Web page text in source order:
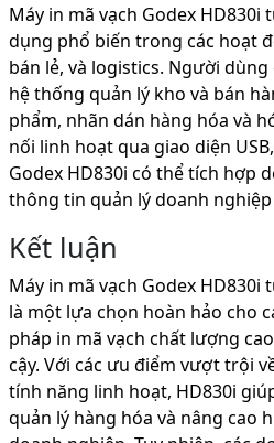
Máy in mã vạch Godex HD830i
dụng phổ biến trong các hoạt
bán lẻ, và logistics. Người
hệ thống quản lý kho và bán
phẩm, nhãn dán hàng hóa và
nối linh hoạt qua giao diện
Godex HD830i có thể tích hợp
thông tin quản lý doanh
Kết luận
Máy in mã vạch Godex HD830i
là một lựa chọn hoàn hảo cho
pháp in mã vạch chất lượng
cậy. Với các ưu điểm vượt trội
tính năng linh hoạt, HD830i
quản lý hàng hóa và nâng cao